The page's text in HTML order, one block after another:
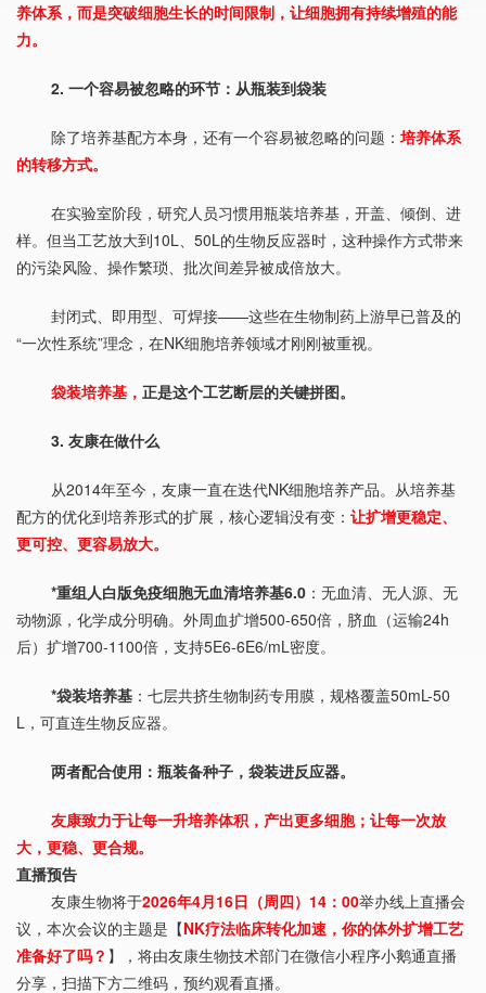
养体系，而是突破细胞生长的时间限制，让细胞拥有持续增殖的能
力。
2. 一个容易被忽略的环节：从瓶装到袋装
除了培养基配方本身，还有一个容易被忽略的问题：培养体系
的转移方式。
在实验室阶段，研究人员习惯用瓶装培养基，开盖、倾倒、进
样。但当工艺放大到10L、50L的生物反应器时，这种操作方式带来
的污染风险、操作繁琐、批次间差异被成倍放大。
封闭式、即用型、可焊接——这些在生物制药上游早已普及的
“一次性系统”理念，在NK细胞培养领域才刚刚被重视。
袋装培养基， 正是这个工艺断层的关键拼图。
3. 友康在做什么
从2014年至今，友康一直在迭代NK细胞培养产品。从培养基
配方的优化到培养形式的扩展，核心逻辑没有变： 让扩增更稳定、
更可控、更容易放大。
*重组人白版免疫细胞无血清培养基6.0：无血清、无人源、无
动物源，化学成分明确。外周血扩增500-650倍，脐血（运输24h
后）扩增700-1100倍，支持5E6-6E6/mL密度。
*袋装培养基：七层共挤生物制药专用膜，规格覆盖50mL-50
L，可直连生物反应器。
两者配合使用：瓶装备种子，袋装进反应器。
友康致力于让每一升培养体积，产出更多细胞；让每一次放
大，更稳、更合规。
直播预告
友康生物将于2026年4月16日（周四） 14：00举办线上直播会
议，本次会议的主题是【NK疗法临床转化加速，你的体外扩增工艺
准备好了吗？ 】，将由友康生物技术部门在微信小程序小鹅通直播
分享，扫描下方二维码，预约观看直播。